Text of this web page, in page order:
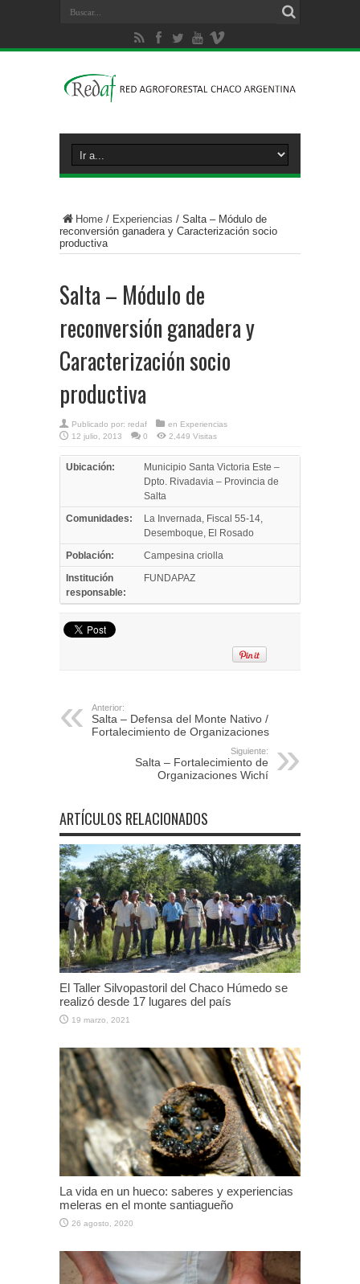
Home / Experiencias / Salta – Módulo de
reconversión ganadera y Caracterización socio
productiva
Salta – Módulo de
reconversión ganadera y
Caracterización socio
productiva
Publicado por: redaf en Experiencias
12 julio, 2013
0 2,449 Visitas
Ubicación:
Municipio Santa Victoria Este –
Dpto. Rivadavia – Provincia de
Salta
Comunidades:
La Invernada, Fiscal 55-14,
Desemboque, El Rosado
Población:
Campesina criolla
Institución
responsable:
FUNDAPAZ
Anterior:
Salta – Defensa del Monte Nativo /
Fortalecimiento de Organizaciones
Siguiente:
Salta – Fortalecimiento de
Organizaciones Wichí
ARTÍCULOS RELACIONADOS
El Taller Silvopastoril del Chaco Húmedo se
realizó desde 17 lugares del país
19 marzo, 2021
La vida en un hueco: saberes y experiencias
meleras en el monte santiagueño
26 agosto, 2020